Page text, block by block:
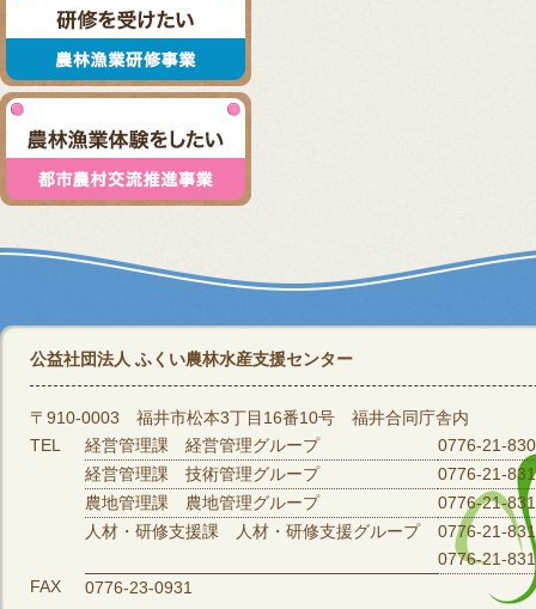
公益社団法人 ふくい農林水産支援センター
〒910-0003 福井市松本3丁目16番10号 福井合同庁舎内
TEL
経営管理課 経営管理グループ
0776-21-
経営管理課 技術管理グループ
0776-21-
農地管理課 農地管理グループ
0776-21-
人材・研修支援課 人材・研修支援グループ
0776-21-
0776-21-
FAX
0776-23-0931